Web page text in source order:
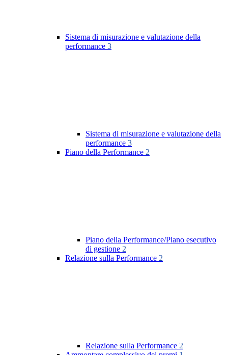
Sistema di misurazione e valutazione della
performance 3
Sistema di misurazione e valutazione della
performance 3
Piano della Performance 2
Piano della Performance/Piano esecutivo
di gestione 2
Relazione sulla Performance 2
Relazione sulla Performance 2